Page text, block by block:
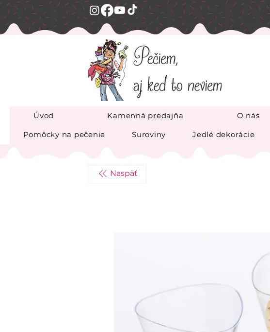
Úvod Kamenná predajňa O nás
Pomôcky na pečenie Suroviny Jedlé dekorácie
Naspäť